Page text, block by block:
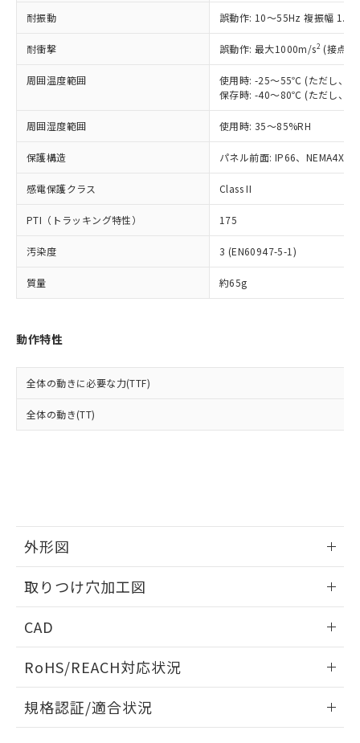
耐振動 誤動作: 10～55Hz 複振幅
耐衝撃 誤動作: 最大1000m/s2 (接点
周囲温度範囲
使用時: -25～55℃ (ただし、氷
保存時: -40～80℃ (ただし、氷
周囲湿度範囲 使用時: 35～85%RH
保護構造 パネル前面: IP66、NEMA4X,
感電保護クラス Class II
PTI（トラッキング特性） 175
汚染度 3 (EN60947-5-1)
質量 約65g
動作特性
全体の動きに必要な力(TTF)
全体の動き(TT)
外形図
取りつけ穴加工図
CAD
ドすることができます。
ログイン/会員登録
RoHS/REACH対応状況
EU RoHS 注意事項・凡例
規格認証/適合状況
記載している更新日時点での社内デー
タに基づき作成されるものであり、閲
覧された時点での実際の在庫および標
準価格とは異なる場合があることをご
正式な納期状況および標準価格はお客
様のお取引先、またはお客様担当のオ
ムロン制御機器販売店・当社販売員に
オムロン制御機器販売店や当社販売拠
販売ネットワーク
」をご確認
ください。
在庫状況および標準価格結果を当社の
事前の承諾なく第三者に漏洩または開
示しないようお願いします。
マイパーツ機能（部品リスト作成サー
ビス）をご利用いただくには、I-Web
メンバーズにご登録されている必要が
および当社の共同利用者が、当社の製
品・サービスに関するお客様との取
をご了承ください。
※当社の共同利用者とは、"個人情報
鉛(Pb) 1000ppm以下、 水銀(Hg) 1000ppm以下、 カド
六価クロム(Cr(Ⅵ)) 1000ppm以下、ポリ臭化ビフェニル
類(PBB) 1000ppm以下、ポリ臭化ジフェニルエーテル類
(PBDE) 1000ppm以下、フタル酸ビス(2-エチルヘキシ
ル) (DEHP)(別名：DOP) 1000ppm以下、フタル酸ブチ
ルベンジル（BBP） 1000ppm以下、フタル酸ジブチル
（DBP） 1000ppm以下、フタル酸ジイソブチル
(DIBP) 1000ppm以下
但し、RoHS指令で産業用監視および制御機器に対する
適用除外項目は除く。
フタル酸エステル類の４物質については閾値を超える意
図的な使用がないことを確認しています。
※2 対応予定月
部品在庫の切り替え状況などにより、予定
月が前後することがあります。
下記の非含有証明書をダウンロードするこ
とができます。
EU RoHS指令（10物質）の非含有証明書
物質の対応では、対応完了までの期間は出
荷製品に未対応品が混在することから備考
既に当社にて対応品への在庫切替を完了
していることから、特段のことがない限
り、2022年1月12日より割愛しておりま
*中国RoHS10物質の基準値 (GB/T26572)：
Pb(鉛) :1000ppm、 Hg(水銀) : 1000ppm、 Cd(カドミウ
Cr(Ⅵ)(六価クロム) : 1000ppm、 PBBs(ポリ臭化ビフェ
ニル類) : 1000ppm、 PBDEs(ポリ臭化ジフェニルエーテ
ル) : 1000ppm、
DEHP(フタル酸ビス(2-エチルヘキシル)) : 1000ppm
※2 環境保護使用期限
「ｅ」：有害物質（10物質）のすべてが基
準値以下であることを示します。
「10」：通常の使用状況下において有害物
質が外部に漏えいし、環境に深刻な影響を
及ぼさない年数を意味します。
（以下｢規制貨物等」という）を輸出
または国外への提供する場合は、日本
国政府の輸出許可(または役務取引許
可)を取得するなどの必要な手続きを
当社は規制貨物を破棄する場合は、完
全に破砕するなど、違法に輸出されな
いよう必要な手段を講じます。
当社は貴社製品を、核兵器、ミサイ
ル、化学兵器、生物兵器またはその他
武器並びにこれらの製造装置等に一切
使用いたしません。
当社は、貴社製品を第三者に販売する
場合は、上記1、2および3の内容を当
該第三者に通知します。また当社は、
販売先および販売に係わる関係者が違
法に輸出するおそれがある場合は、取
り引きをいたしません。
○ 一定数以上の在庫あり
△ 一定数には満たないが在庫あり
在庫なし(最新の在庫状況につ
いては、お客様のお取引先、ま
たはお客様担当のオムロン制御
機器販売店・当社販売員にご確
認ください)
受注生産機種、また在庫状況の
情報を公開していない機種